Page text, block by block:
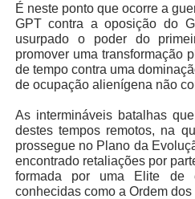
É neste ponto que ocorre a
GPT contra a oposição do
usurpado o poder do
promover uma transformação
de tempo contra uma
de ocupação alienígena não
As intermináveis batalhas
destes tempos remotos, na
prossegue no Plano da
encontrado retaliações por
formada por uma Elite de
conhecidas como a Ordem